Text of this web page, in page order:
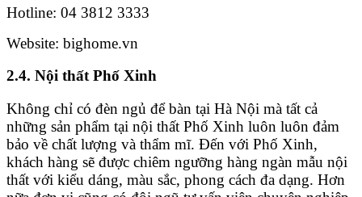
Hotline: 04 3812 3333
Website: bighome.vn
2.4. Nội thất Phố Xinh
Không chỉ có đèn ngủ để bàn tại Hà Nội mà tất cả
những sản phẩm tại nội thất Phố Xinh luôn luôn đảm
bảo về chất lượng và thẩm mĩ. Đến với Phố Xinh,
khách hàng sẽ được chiêm ngưỡng hàng ngàn mẫu nội
thất với kiểu dáng, màu sắc, phong cách đa dạng. Hơn